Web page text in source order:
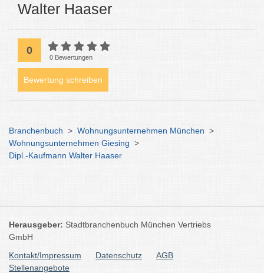
Walter Haaser
0
0 Bewertungen
Bewertung schreiben
Branchenbuch > Wohnungsunternehmen München >
Wohnungsunternehmen Giesing >
Dipl.-Kaufmann Walter Haaser
Herausgeber: Stadtbranchenbuch München Vertriebs
GmbH
Kontakt/Impressum
Datenschutz
AGB
Stellenangebote